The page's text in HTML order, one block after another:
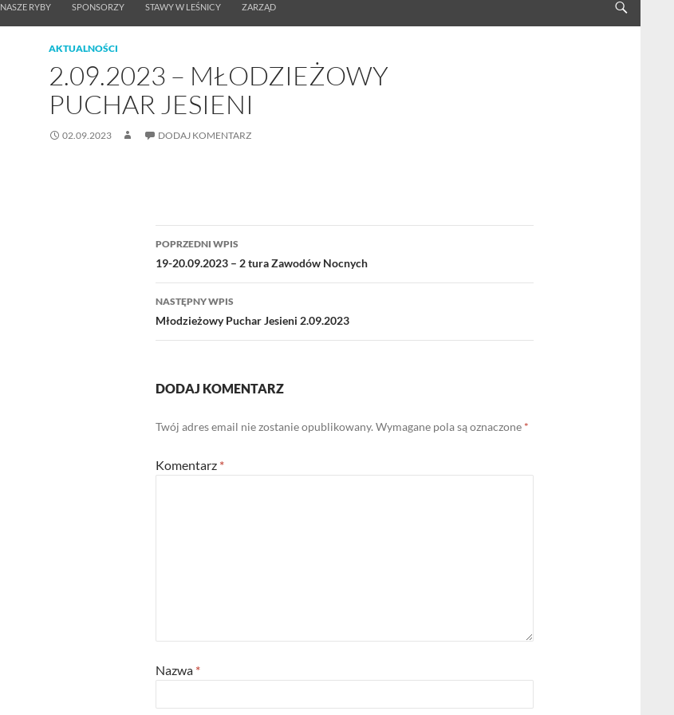
NASZE RYBY SPONSORZY STAWY W LEŚNICY ZARZĄD
AKTUALNOŚCI
2.09.2023 – MŁODZIEŻOWY
PUCHAR JESIENI
02.09.2023 DODAJ KOMENTARZ
Nawigacja
wpisu
POPRZEDNI WPIS
19-20.09.2023 – 2 tura Zawodów Nocnych
NASTĘPNY WPIS
Młodzieżowy Puchar Jesieni 2.09.2023
DODAJ KOMENTARZ
Twój adres email nie zostanie opublikowany. Wymagane pola są oznaczone *
Komentarz *
Nazwa *